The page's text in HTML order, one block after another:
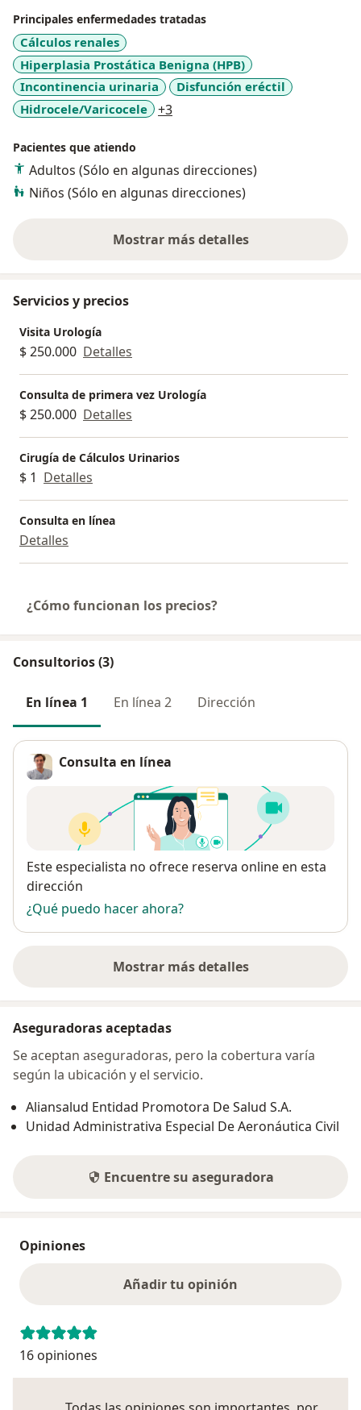
Americana de Urología y de la Asociación Europea de
Urología. Mi objetivo es prestar un servicio médico
eficiente y confiable con un alto nivel de resolutividad
en las patologías y motivos de consulta. La relación
médico - paciente ocupa un lugar privilegiado en mi
respeto a la vida y dignidad de la persona.
Principales enfermedades tratadas
Cálculos renales
Hiperplasia Prostática Benigna (HPB)
Incontinencia urinaria
Disfunción eréctil
Hidrocele/Varicocele
+3a11y_sr_more_diseases
Pacientes que atiendo
Adultos (Sólo en algunas direcciones)
Niños (Sólo en algunas direcciones)
Mostrar más detalles
sobre la experiencia
Servicios y precios
Visita Urología
$ 250.000 Detalles
Consulta de primera vez Urología
$ 250.000 Detalles
Cirugía de Cálculos Urinarios
$ 1 Detalles
Consulta en línea
Detalles
¿Cómo funcionan los precios?
Consultorios (3)
En línea 1 En línea 2 Dirección
Consulta en línea
Disponibilidad
Este especialista no ofrece reserva online en esta
dirección
¿Qué puedo hacer ahora?
Mostrar más detalles
sobre la dirección
Aseguradoras aceptadas
Se aceptan aseguradoras, pero la cobertura varía
según la ubicación y el servicio.
Aliansalud Entidad Promotora De Salud S.A.
Unidad Administrativa Especial De Aeronáutica Civil
Encuentre su aseguradora
Opiniones
Añadir tu opinión
16 opiniones